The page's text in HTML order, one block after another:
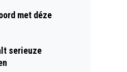
met déze
serieuze